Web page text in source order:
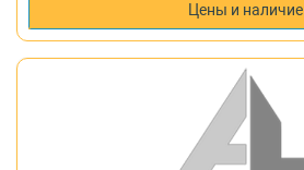
Цены и наличие